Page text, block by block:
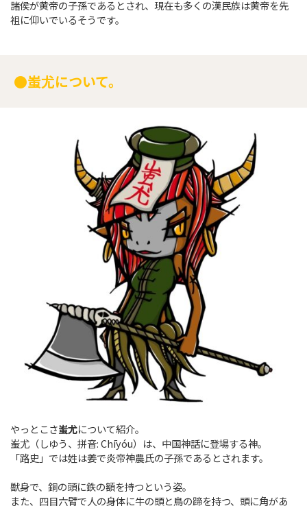
諸侯が黄帝の子孫であるとされ、現在も多くの漢民族は黄帝を先
祖に仰いでいるそうです。
●蚩尤について。
やっとこさ蚩尤について紹介。
蚩尤（しゆう、拼音: Chīyóu）は、中国神話に登場する神。
「路史」では姓は姜で炎帝神農氏の子孫であるとされます。
獣身で、銅の頭に鉄の額を持つという姿。
また、四目六臂で人の身体に牛の頭と鳥の蹄を持つ、頭に角があ